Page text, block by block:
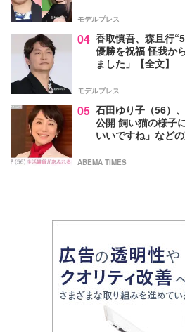
モデルプレス
04 香取慎吾、森且行
優勝を祝福 怪我か
ました」【全文】
モデルプレス
05 石田ゆり子（56）
公開 飼い猫の様子
いいですね」など
ABEMA TIMES